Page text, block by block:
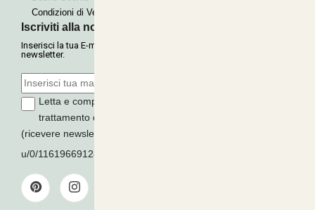
Condizioni di Vendita
Iscriviti alla nostra Newsletter
Inserisci la tua E-mail per ricevere le nostre offerte tramite
newsletter.
Letta e compresa l'informativa sulla
trattamento dei miei dati per finalità di marketing
(ricevere newsletter, novità, promozioni) da parte di
u/0/116196691289279339016